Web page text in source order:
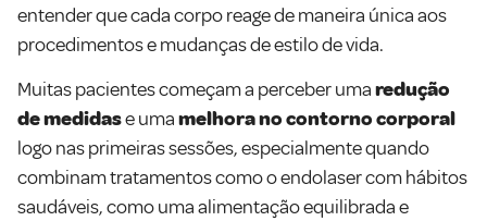
entender que cada corpo reage de maneira única aos
procedimentos e mudanças de estilo de vida.
Muitas pacientes começam a perceber umaredução
de medidase umamelhora no contorno corporal
logo nas primeiras sessões, especialmente quando
combinam tratamentos como o endolaser com hábitos
saudáveis, como uma alimentação equilibrada e